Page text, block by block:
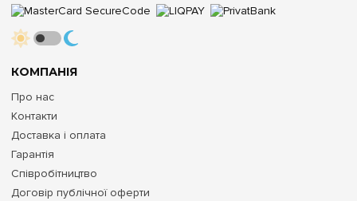
КОМПАНІЯ
Про нас
Контакти
Доставка і оплата
Гарантія
Співробітництво
Договір публічної оферти